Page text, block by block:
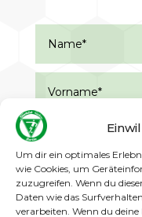
Um dir ein optimales
wie Cookies, um
zuzugreifen. Wenn du
Daten wie das
verarbeiten. Wenn du